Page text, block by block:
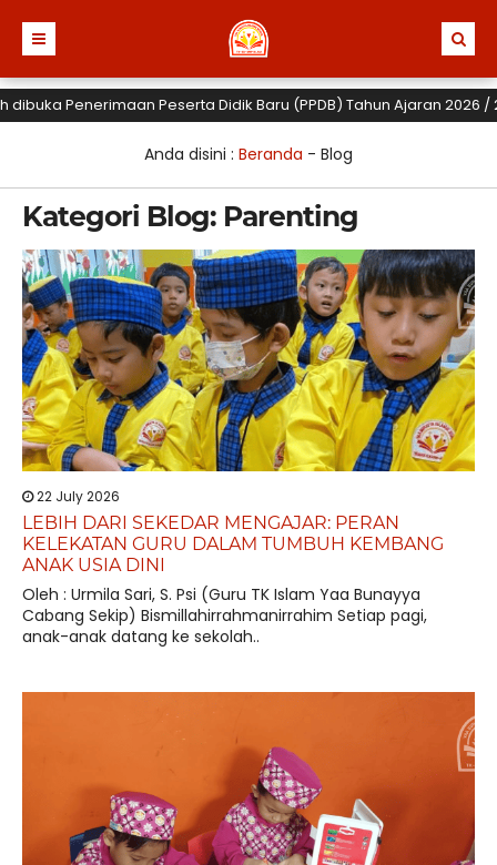
Penerimaan Peserta Didik Baru (PPDB) Tahun Ajaran 2026 /
Anda disini : Beranda - Blog
Kategori Blog: Parenting
22 July 2026
LEBIH DARI SEKEDAR MENGAJAR: PERAN
KELEKATAN GURU DALAM TUMBUH KEMBANG
ANAK USIA DINI
Oleh : Urmila Sari, S. Psi (Guru TK Islam Yaa Bunayya
Cabang Sekip) Bismillahirrahmanirrahim Setiap pagi,
anak-anak datang ke sekolah..